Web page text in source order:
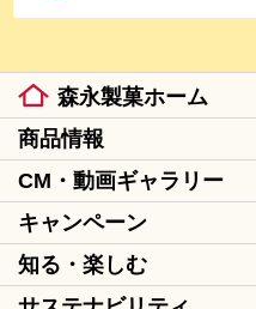
森永製菓ホーム
商品情報
CM・動画ギャラリー
キャンペーン
知る・楽しむ